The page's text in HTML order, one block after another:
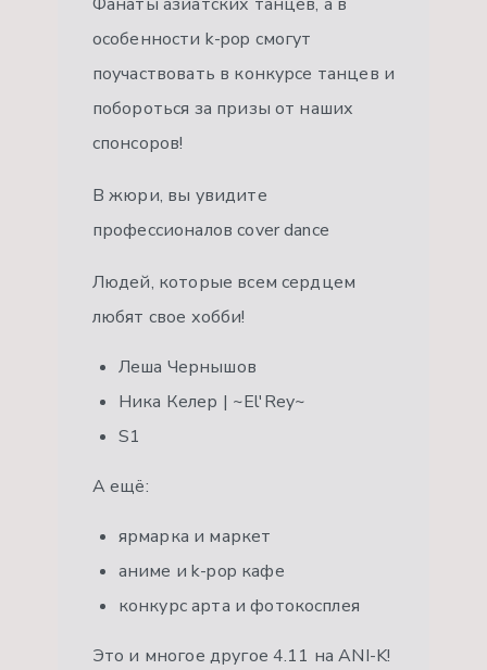
особенности k-pop смогут
поучаствовать в конкурсе танцев и
побороться за призы от наших
спонсоров!
В жюри, вы увидите
профессионалов cover dance
Людей, которые всем сердцем
любят свое хобби!
Леша Чернышов
Ника Келер | ~El'Rey~
S1
А ещё:
ярмарка и маркет
аниме и k-pop кафе
конкурс арта и фотокосплея
Это и многое другое 4.11 на ANI-K!